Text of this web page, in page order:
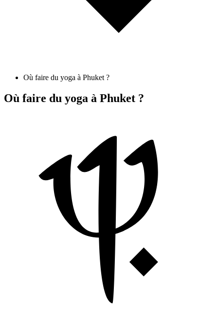
Où faire du yoga à Phuket ?
Où faire du yoga à Phuket ?